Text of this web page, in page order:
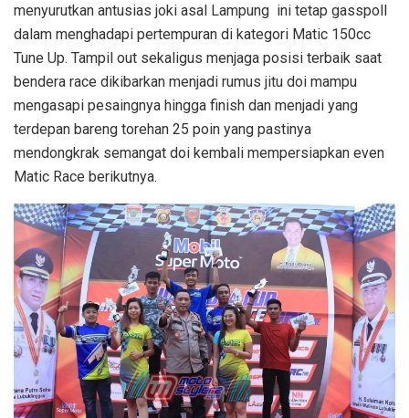
menyurutkan antusias joki asal Lampung ini tetap gasspoll
dalam menghadapi pertempuran di kategori Matic 150cc
Tune Up. Tampil out sekaligus menjaga posisi terbaik saat
bendera race dikibarkan menjadi rumus jitu doi mampu
mengasapi pesaingnya hingga finish dan menjadi yang
terdepan bareng torehan 25 poin yang pastinya
mendongkrak semangat doi kembali mempersiapkan even
Matic Race berikutnya.